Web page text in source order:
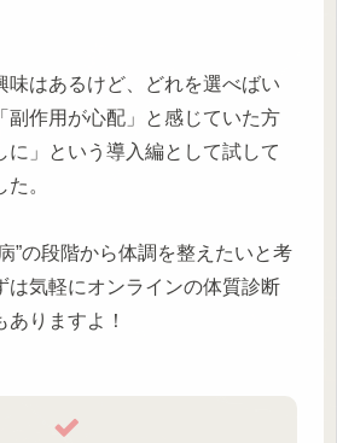
味はあるけど、どれを選べばい
副作用が心配」と感じていた方
に」という導入編として試して
。
”の段階から体調を整えたいと考
は気軽にオンラインの体質診断
りますよ！